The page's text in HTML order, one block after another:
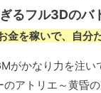
るフル3Dのバ
金を稼いで、自分
がかなり力を注い
のアトリエ～黄昏